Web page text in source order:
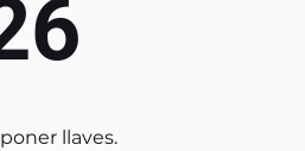
llaves.